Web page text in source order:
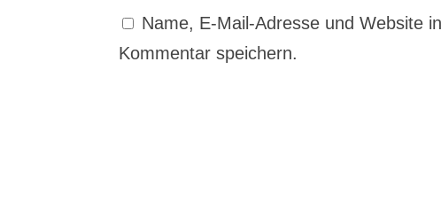
Name, E-Mail-Adresse und Website
Kommentar speichern.